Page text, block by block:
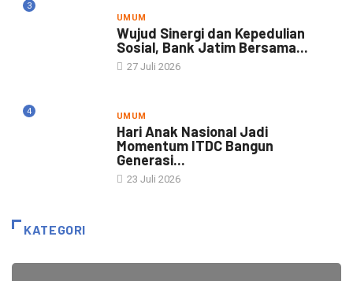
3
UMUM
Wujud Sinergi dan Kepedulian
Sosial, Bank Jatim Bersama...
27 Juli 2026
4 UMUM
Hari Anak Nasional Jadi
Momentum ITDC Bangun
Generasi...
23 Juli 2026
KATEGORI